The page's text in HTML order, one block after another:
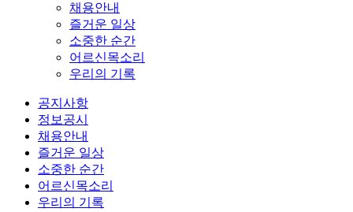
채용안내
즐거운 일상
소중한 순간
어르신목소리
우리의 기록
공지사항
정보공시
채용안내
즐거운 일상
소중한 순간
어르신목소리
우리의 기록